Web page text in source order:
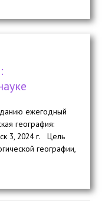
ежегодный
география:
3, 2024 г. Цель
географии,